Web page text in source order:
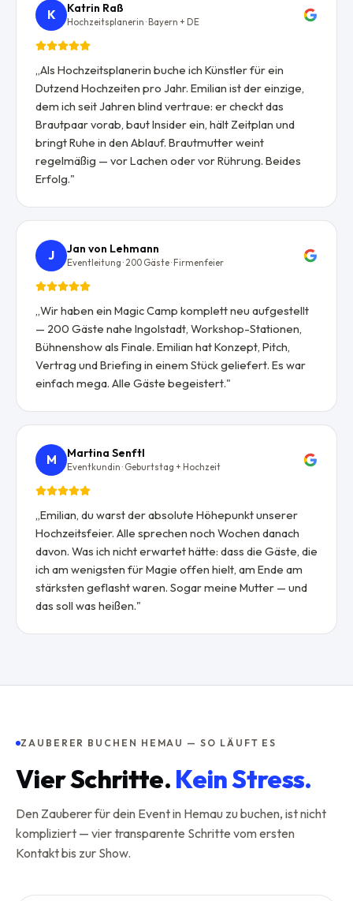
K Katrin Raß
Hochzeitsplanerin · Bayern + DE
„Als Hochzeitsplanerin buche ich Künstler für ein
Dutzend Hochzeiten pro Jahr. Emilian ist der einzige,
dem ich seit Jahren blind vertraue: er checkt das
Brautpaar vorab, baut Insider ein, hält Zeitplan und
bringt Ruhe in den Ablauf. Brautmutter weint
regelmäßig — vor Lachen oder vor Rührung. Beides
Erfolg."
J Jan von Lehmann
Eventleitung · 200 Gäste · Firmenfeier
„Wir haben ein Magic Camp komplett neu aufgestellt
— 200 Gäste nahe Ingolstadt, Workshop-Stationen,
Bühnenshow als Finale. Emilian hat Konzept, Pitch,
Vertrag und Briefing in einem Stück geliefert. Es war
einfach mega. Alle Gäste begeistert."
M Martina Senftl
Eventkundin · Geburtstag + Hochzeit
„Emilian, du warst der absolute Höhepunkt unserer
Hochzeitsfeier. Alle sprechen noch Wochen danach
davon. Was ich nicht erwartet hätte: dass die Gäste, die
ich am wenigsten für Magie offen hielt, am Ende am
stärksten geflasht waren. Sogar meine Mutter — und
das soll was heißen."
ZAUBERER BUCHEN HEMAU — SO LÄUFT ES
Vier Schritte. Kein Stress.
Den Zauberer für dein Event in Hemau zu buchen, ist nicht
kompliziert — vier transparente Schritte vom ersten
Kontakt bis zur Show.